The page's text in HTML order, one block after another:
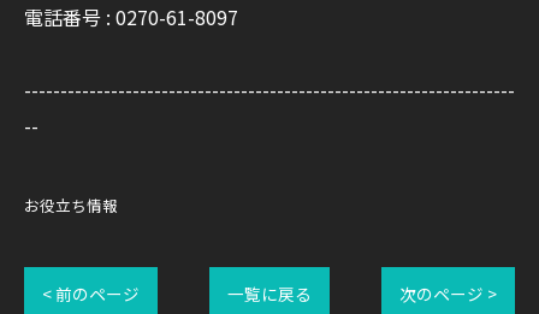
電話番号 : 0270-61-8097
--------------------------------------------------------------------
--
お役立ち情報
< 前のページ 一覧に戻る 次のページ >